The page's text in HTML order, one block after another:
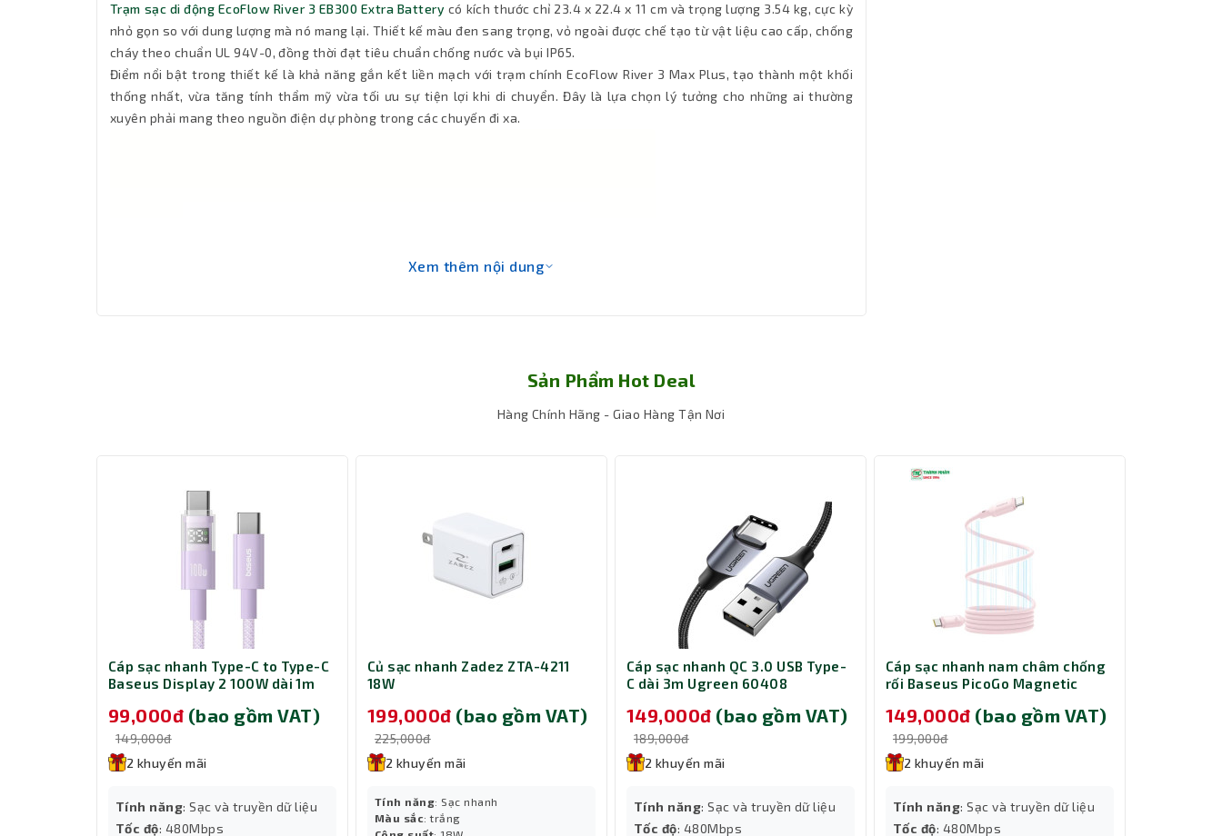
Trạm sạc di động EcoFlow River 3 EB300 Extra Battery có kích thước chỉ 23.4 x 22.4 x 11 cm và trọng lượng 3.54 kg, cực kỳ
nhỏ gọn so với dung lượng mà nó mang lại. Thiết kế màu đen sang trọng, vỏ ngoài được chế tạo từ vật liệu cao cấp, chống
cháy theo chuẩn UL 94V-0, đồng thời đạt tiêu chuẩn chống nước và bụi IP65.
Điểm nổi bật trong thiết kế là khả năng gắn kết liền mạch với trạm chính EcoFlow River 3 Max Plus, tạo thành một khối
thống nhất, vừa tăng tính thẩm mỹ vừa tối ưu sự tiện lợi khi di chuyển. Đây là lựa chọn lý tưởng cho những ai thường
xuyên phải mang theo nguồn điện dự phòng trong các chuyến đi xa.
Dung lượng 286Wh – Nguồn năng lượng dự phòng bền bỉ
Với dung lượng 286Wh, EcoFlow River 3 EB300 Extra Battery cung cấp thêm một lượng điện năng đáng kể cho trạm chính.
Khi kết hợp với River 3 Max Plus, tổng dung lượng có thể lên đến hơn 858Wh, đủ để vận hành nhiều thiết bị trong thời gian
dài.
Ví dụ:
Sạc điện thoại hơn 20 lần.
Sạc laptop 4–5 lần.
Xem thêm nội dung
Sản Phẩm Hot Deal
Hàng Chính Hãng - Giao Hàng Tận Nơi
Cáp sạc nhanh Type-C to Type-C
Baseus Display 2 100W dài 1m
99,000đ (bao gồm VAT)
149,000đ
2 khuyến mãi
Tính năng: Sạc và truyền dữ liệu
Tốc độ: 480Mbps
Củ sạc nhanh Zadez ZTA-4211
18W
199,000đ (bao gồm VAT)
225,000đ
2 khuyến mãi
Tính năng: Sạc nhanh
Màu sắc: trắng
Cáp sạc nhanh QC 3.0 USB Type-
C dài 3m Ugreen 60408
149,000đ (bao gồm VAT)
189,000đ
2 khuyến mãi
Tính năng: Sạc và truyền dữ liệu
Tốc độ: 480Mbps
Cáp sạc nhanh nam châm chống
rối Baseus PicoGo Magnetic
240W dài 1m Pink LVE093-CC-1P
149,000đ (bao gồm VAT)
199,000đ
2 khuyến mãi
Tính năng: Sạc và truyền dữ liệu
Tốc độ: 480Mbps